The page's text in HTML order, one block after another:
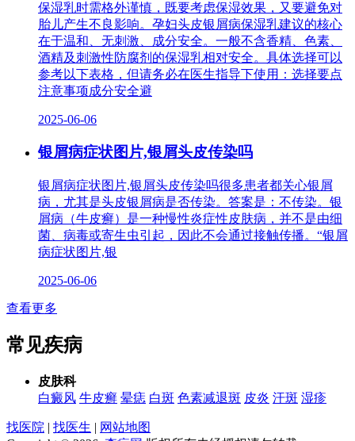
保湿乳时需格外谨慎，既要考虑保湿效果，又要避免对
胎儿产生不良影响。孕妇头皮银屑病保湿乳建议的核心
在于温和、无刺激、成分安全。一般不含香精、色素、
酒精及刺激性防腐剂的保湿乳相对安全。具体选择可以
参考以下表格，但请务必在医生指导下使用：选择要点
注意事项成分安全避
2025-06-06
银屑病症状图片,银屑头皮传染吗
银屑病症状图片,银屑头皮传染吗很多患者都关心银屑
病，尤其是头皮银屑病是否传染。答案是：不传染。银
屑病（牛皮癣）是一种慢性炎症性皮肤病，并不是由细
菌、病毒或寄生虫引起，因此不会通过接触传播。“银屑
病症状图片,银
2025-06-06
查看更多
常见疾病
皮肤科
白癜风 牛皮癣 晕痣 白斑 色素减退斑 皮炎 汗斑 湿疹
找医院 | 找医生 | 网站地图